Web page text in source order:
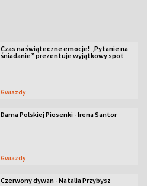
Czas na świąteczne emocje! „Pytanie na
śniadanie” prezentuje wyjątkowy spot
Gwiazdy
Dama Polskiej Piosenki - Irena Santor
Gwiazdy
Czerwony dywan - Natalia Przybysz